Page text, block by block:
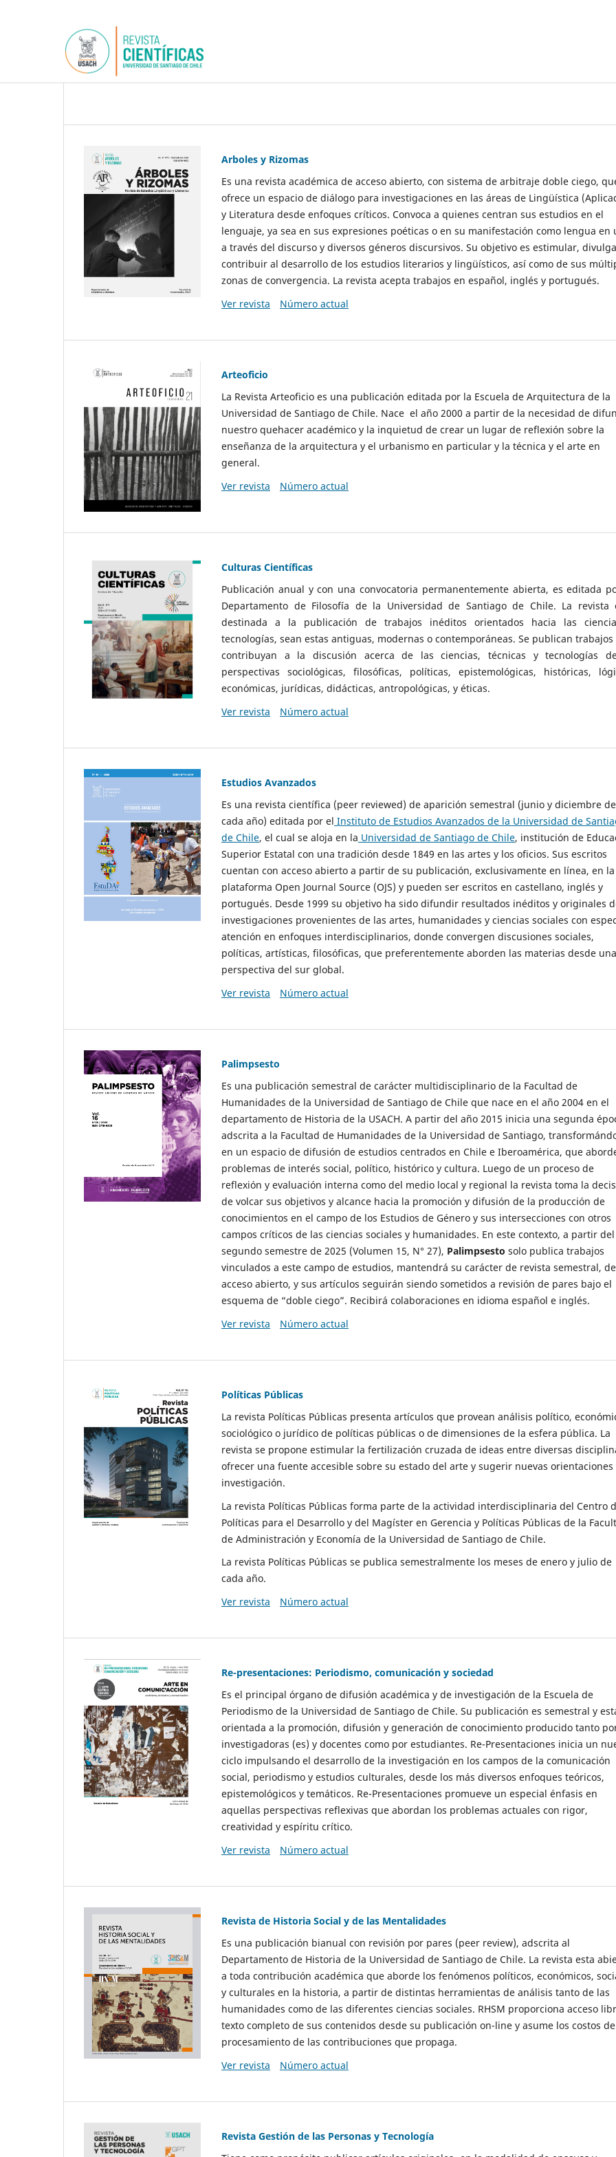
Arboles y Rizomas
Es una revista académica de acceso abierto, con sistema de arbitraje doble ciego,
ofrece un espacio de diálogo para investigaciones en las áreas de Lingüística
y Literatura desde enfoques críticos. Convoca a quienes centran sus estudios en el
lenguaje, ya sea en sus expresiones poéticas o en su manifestación como lengua en
a través del discurso y diversos géneros discursivos. Su objetivo es estimular,
contribuir al desarrollo de los estudios literarios y lingüísticos, así como de sus
zonas de convergencia. La revista acepta trabajos en español, inglés y portugués.
Ver revista
Número actual
Arteoficio
La Revista Arteoficio es una publicación editada por la Escuela de Arquitectura de la
Universidad de Santiago de Chile. Nace el año 2000 a partir de la necesidad de
nuestro quehacer académico y la inquietud de crear un lugar de reflexión sobre la
enseñanza de la arquitectura y el urbanismo en particular y la técnica y el arte en
general.
Ver revista
Número actual
Culturas Científicas
Publicación anual y con una convocatoria permanentemente abierta, es editada
Departamento de Filosofía de la Universidad de Santiago de Chile. La revista
destinada a la publicación de trabajos inéditos orientados hacia las
tecnologías, sean estas antiguas, modernas o contemporáneas. Se publican
contribuyan a la discusión acerca de las ciencias, técnicas y tecnologías
perspectivas sociológicas, filosóficas, políticas, epistemológicas, históricas,
económicas, jurídicas, didácticas, antropológicas, y éticas.
Ver revista
Número actual
Estudios Avanzados
Es una revista científica (peer reviewed) de aparición semestral (junio y diciembre de
cada año) editada por el Instituto de Estudios Avanzados de la Universidad de
de Chile, el cual se aloja en la Universidad de Santiago de Chile, institución de
Superior Estatal con una tradición desde 1849 en las artes y los oficios. Sus escritos
cuentan con acceso abierto a partir de su publicación, exclusivamente en línea, en la
plataforma Open Journal Source (OJS) y pueden ser escritos en castellano, inglés y
portugués. Desde 1999 su objetivo ha sido difundir resultados inéditos y originales
investigaciones provenientes de las artes, humanidades y ciencias sociales con
atención en enfoques interdisciplinarios, donde convergen discusiones sociales,
políticas, artísticas, filosóficas, que preferentemente aborden las materias desde una
perspectiva del sur global.
Ver revista
Número actual
Palimpsesto
Es una publicación semestral de carácter multidisciplinario de la Facultad de
Humanidades de la Universidad de Santiago de Chile que nace en el año 2004 en el
departamento de Historia de la USACH. A partir del año 2015 inicia una segunda
adscrita a la Facultad de Humanidades de la Universidad de Santiago,
en un espacio de difusión de estudios centrados en Chile e Iberoamérica, que
problemas de interés social, político, histórico y cultura. Luego de un proceso de
reflexión y evaluación interna como del medio local y regional la revista toma la
de volcar sus objetivos y alcance hacia la promoción y difusión de la producción de
conocimientos en el campo de los Estudios de Género y sus intersecciones con otros
campos críticos de las ciencias sociales y humanidades. En este contexto, a partir del
segundo semestre de 2025 (Volumen 15, N° 27), Palimpsesto solo publica trabajos
vinculados a este campo de estudios, mantendrá su carácter de revista semestral, de
acceso abierto, y sus artículos seguirán siendo sometidos a revisión de pares bajo el
esquema de “doble ciego”. Recibirá colaboraciones en idioma español e inglés.
Ver revista
Número actual
Políticas Públicas
La revista Políticas Públicas presenta artículos que provean análisis político,
sociológico o jurídico de políticas públicas o de dimensiones de la esfera pública. La
revista se propone estimular la fertilización cruzada de ideas entre diversas
ofrecer una fuente accesible sobre su estado del arte y sugerir nuevas orientaciones
investigación.
La revista Políticas Públicas forma parte de la actividad interdisciplinaria del Centro
Políticas para el Desarrollo y del Magíster en Gerencia y Políticas Públicas de la
de Administración y Economía de la Universidad de Santiago de Chile.
La revista Políticas Públicas se publica semestralmente los meses de enero y julio de
cada año.
Ver revista
Número actual
Re-presentaciones: Periodismo, comunicación y sociedad
Es el principal órgano de difusión académica y de investigación de la Escuela de
Periodismo de la Universidad de Santiago de Chile. Su publicación es semestral y
orientada a la promoción, difusión y generación de conocimiento producido tanto
investigadoras (es) y docentes como por estudiantes. Re-Presentaciones inicia un
ciclo impulsando el desarrollo de la investigación en los campos de la comunicación
social, periodismo y estudios culturales, desde los más diversos enfoques teóricos,
epistemológicos y temáticos. Re-Presentaciones promueve un especial énfasis en
aquellas perspectivas reflexivas que abordan los problemas actuales con rigor,
creatividad y espíritu crítico.
Ver revista
Número actual
Revista de Historia Social y de las Mentalidades
Es una publicación bianual con revisión por pares (peer review), adscrita al
Departamento de Historia de la Universidad de Santiago de Chile. La revista esta
a toda contribución académica que aborde los fenómenos políticos, económicos,
y culturales en la historia, a partir de distintas herramientas de análisis tanto de las
humanidades como de las diferentes ciencias sociales. RHSM proporciona acceso
texto completo de sus contenidos desde su publicación on-line y asume los costos de
procesamiento de las contribuciones que propaga.
Ver revista
Número actual
Revista Gestión de las Personas y Tecnología